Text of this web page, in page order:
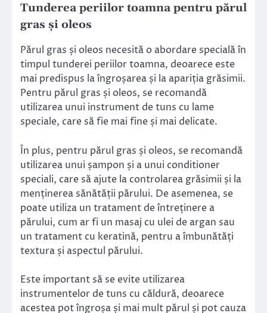
Tunderea periilor toamna pentru părul
gras și oleos
Părul gras și oleos necesită o abordare specială în
timpul tunderei periilor toamna, deoarece este
mai predispus la îngroșarea și la apariția grăsimii.
Pentru părul gras și oleos, se recomandă
utilizarea unui instrument de tuns cu lame
speciale, care să fie mai fine și mai delicate.
În plus, pentru părul gras și oleos, se recomandă
utilizarea unui șampon și a unui conditioner
speciali, care să ajute la controlarea grăsimii și la
menținerea sănătății părului. De asemenea, se
poate utiliza un tratament de întreținere a
părului, cum ar fi un masaj cu ulei de argan sau
un tratament cu keratină, pentru a îmbunătăți
textura și aspectul părului.
Este important să se evite utilizarea
instrumentelor de tuns cu căldură, deoarece
acestea pot îngroșa și mai mult părul și pot cauza